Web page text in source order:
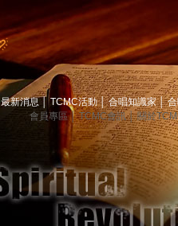
最新消息 TCMC活動│ 合唱知識家│
會員專區│ TCMC會訊│ 關於